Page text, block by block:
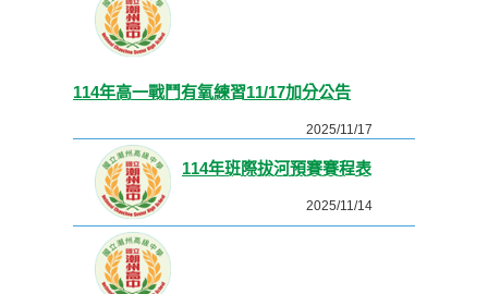
114年高一戰鬥有氧練習11/17加分公告
2025/11/17
114年班際拔河預賽賽程表
2025/11/14